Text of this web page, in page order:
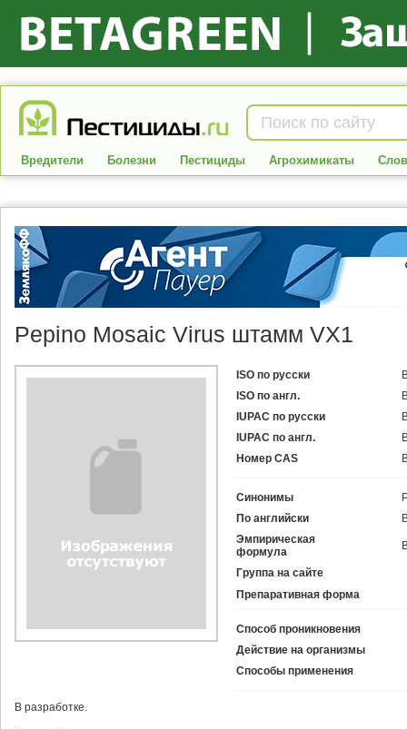
Вредители Болезни Пестициды Агрохимикаты
Pepino Mosaic Virus штамм VX1
ISO по русски
ISO по англ.
IUPAC по русски
IUPAC по англ.
Номер CAS
Синонимы
По английски
Эмпирическая
формула
Группа на сайте
Препаративная форма
Способ проникновения
Действие на организмы
Способы применения
В разработке.